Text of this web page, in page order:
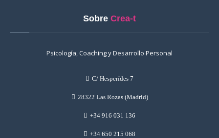
Sobre Crea-t
Psicología, Coaching y Desarrollo Personal
C/ Hesperídes 7
28322 Las Rozas (Madrid)
+34 916 031 136
+34 650 215 068